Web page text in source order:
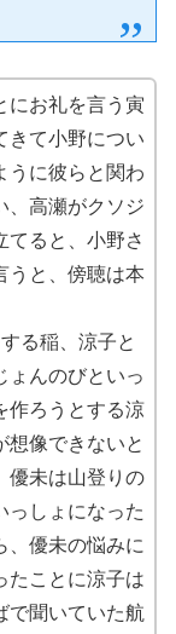
にお礼を言う寅
きて小野につい
うに彼らと関わ
、高瀬がクソジ
てると、小野さ
うと、傍聴は本
る稲、涼子と
ょんのびといっ
作ろうとする涼
想像できないと
優未は山登りの
っしょになった
、優未の悩みに
たことに涼子は
で聞いていた航